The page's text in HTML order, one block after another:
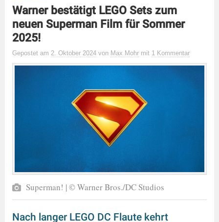
Warner bestätigt LEGO Sets zum
neuen Superman Film für Sommer
2025!
Gepostet am 2. Oktober 2024 von Max Mohr mit 1 Kommentar
Superman! | © Warner Bros./DC Studios
Nach langer LEGO DC Flaute kehrt